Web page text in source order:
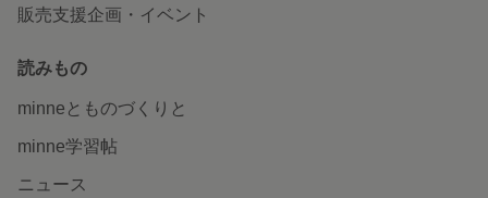
販売支援企画・イベント
読みもの
minneとものづくりと
minne学習帖
ニュース